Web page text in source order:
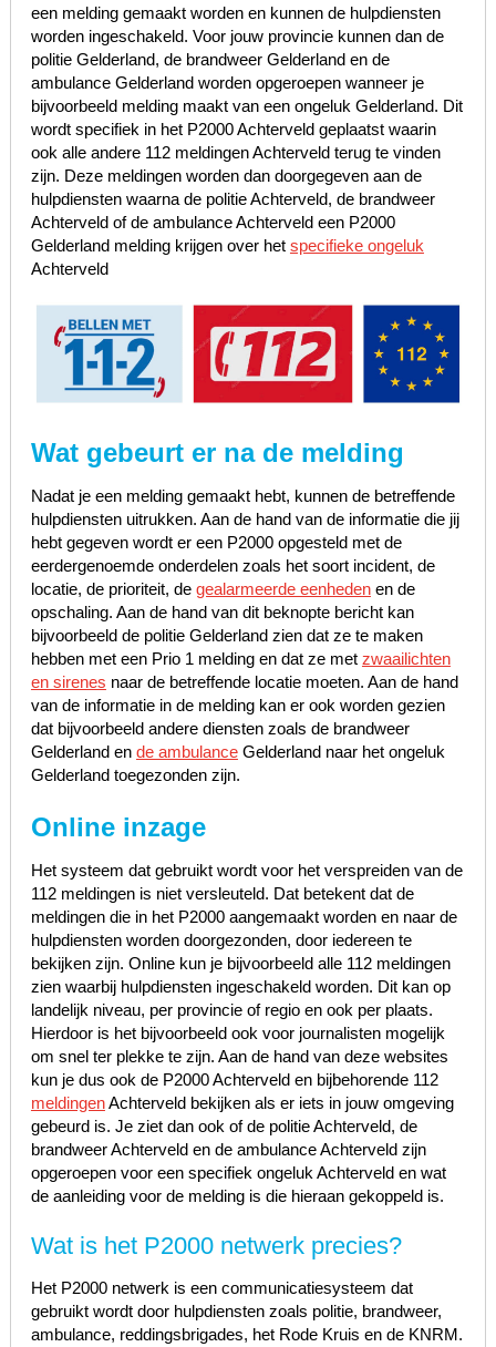
een melding gemaakt worden en kunnen de hulpdiensten
worden ingeschakeld. Voor jouw provincie kunnen dan de
politie Gelderland, de brandweer Gelderland en de
ambulance Gelderland worden opgeroepen wanneer je
bijvoorbeeld melding maakt van een ongeluk Gelderland. Dit
wordt specifiek in het P2000 Achterveld geplaatst waarin
ook alle andere 112 meldingen Achterveld terug te vinden
zijn. Deze meldingen worden dan doorgegeven aan de
hulpdiensten waarna de politie Achterveld, de brandweer
Achterveld of de ambulance Achterveld een P2000
Gelderland melding krijgen over het specifieke ongeluk
Achterveld
Wat gebeurt er na de melding
Nadat je een melding gemaakt hebt, kunnen de betreffende
hulpdiensten uitrukken. Aan de hand van de informatie die jij
hebt gegeven wordt er een P2000 opgesteld met de
eerdergenoemde onderdelen zoals het soort incident, de
locatie, de prioriteit, de gealarmeerde eenhedenen de
opschaling. Aan de hand van dit beknopte bericht kan
bijvoorbeeld de politie Gelderland zien dat ze te maken
hebben met een Prio 1 melding en dat ze met zwaailichten
en sirenes naar de betreffende locatie moeten. Aan de hand
van de informatie in de melding kan er ook worden gezien
dat bijvoorbeeld andere diensten zoals de brandweer
Gelderland en de ambulanceGelderland naar het ongeluk
Gelderland toegezonden zijn.
Online inzage
Het systeem dat gebruikt wordt voor het verspreiden van de
112 meldingen is niet versleuteld. Dat betekent dat de
meldingen die in het P2000 aangemaakt worden en naar de
hulpdiensten worden doorgezonden, door iedereen te
bekijken zijn. Online kun je bijvoorbeeld alle 112 meldingen
zien waarbij hulpdiensten ingeschakeld worden. Dit kan op
landelijk niveau, per provincie of regio en ook per plaats.
Hierdoor is het bijvoorbeeld ook voor journalisten mogelijk
om snel ter plekke te zijn. Aan de hand van deze websites
kun je dus ook de P2000 Achterveld en bijbehorende 112
meldingenAchterveld bekijken als er iets in jouw omgeving
gebeurd is. Je ziet dan ook of de politie Achterveld, de
brandweer Achterveld en de ambulance Achterveld zijn
opgeroepen voor een specifiek ongeluk Achterveld en wat
de aanleiding voor de melding is die hieraan gekoppeld is.
Wat is het P2000 netwerk precies?
Het P2000 netwerk is een communicatiesysteem dat
gebruikt wordt door hulpdiensten zoals politie, brandweer,
ambulance, reddingsbrigades, het Rode Kruis en de KNRM.